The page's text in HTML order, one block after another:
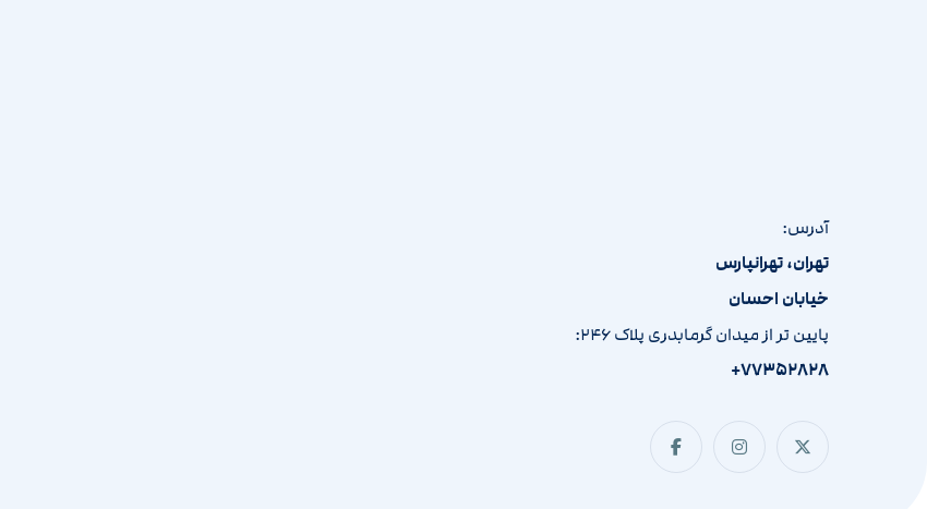
© کپی رایت [۲۰۲۵]شرکت آفاق چوب .